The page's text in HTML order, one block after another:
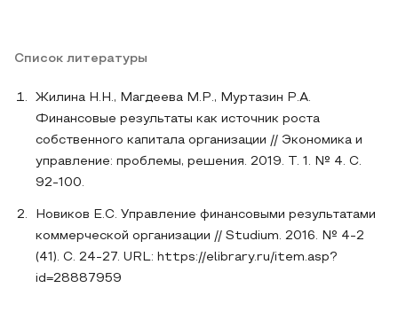
Список литературы
Жилина Н.Н., Магдеева М.Р., Муртазин Р.А.
Финансовые результаты как источник роста
собственного капитала организации // Экономика и
управление: проблемы, решения. 2019. Т. 1. № 4. С.
92-100.
Новиков Е.С. Управление финансовыми результатами
коммерческой организации // Studium. 2016. № 4-2
(41). С. 24-27. URL: https://elibrary.ru/item.asp?
id=28887959